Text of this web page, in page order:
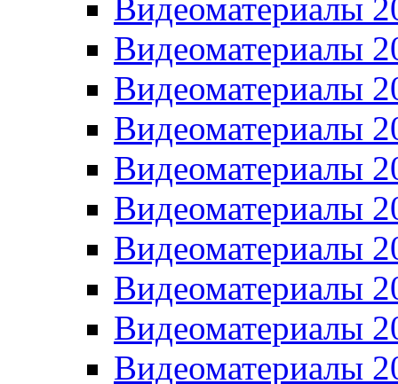
Видеоматериалы
Видеоматериалы
Видеоматериалы
Видеоматериалы
Видеоматериалы
Видеоматериалы
Видеоматериалы
Видеоматериалы
Видеоматериалы
Видеоматериалы